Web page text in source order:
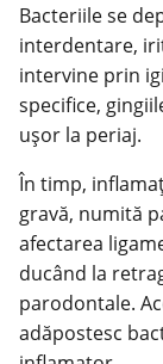
Bacteriile se
interdentare,
intervine prin
specifice,
ușor la periaj.
În timp,
gravă, numită
afectarea
ducând la
parodontale.
adăpostesc